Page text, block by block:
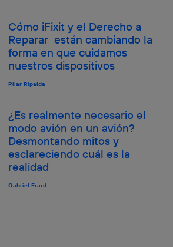
Cómo iFixit y el Derecho a
Reparar están cambiando la
forma en que cuidamos
nuestros dispositivos
Pilar Ripalda
¿Es realmente necesario el
modo avión en un avión?
Desmontando mitos y
esclareciendo cuál es la
realidad
Gabriel Erard